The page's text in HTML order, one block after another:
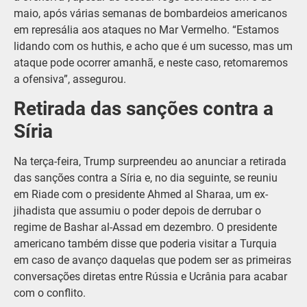
maio, após várias semanas de bombardeios americanos
em represália aos ataques no Mar Vermelho. “Estamos
lidando com os huthis, e acho que é um sucesso, mas um
ataque pode ocorrer amanhã, e neste caso, retomaremos
a ofensiva”, assegurou.
Retirada das sanções contra a
Síria
Na terça-feira, Trump surpreendeu ao anunciar a retirada
das sanções contra a Síria e, no dia seguinte, se reuniu
em Riade com o presidente Ahmed al Sharaa, um ex-
jihadista que assumiu o poder depois de derrubar o
regime de Bashar al-Assad em dezembro. O presidente
americano também disse que poderia visitar a Turquia
em caso de avanço daquelas que podem ser as primeiras
conversações diretas entre Rússia e Ucrânia para acabar
com o conflito.